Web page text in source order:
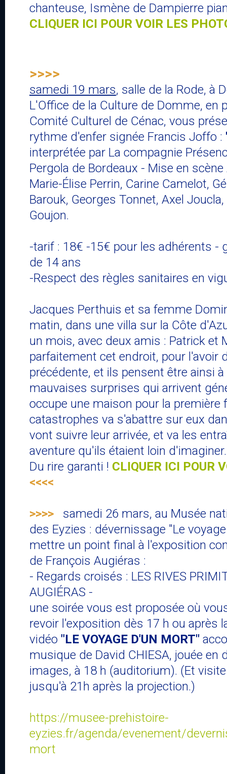
chanteuse, Ismène de Dampierre
CLIQUER ICI POUR VOIR LES
>>>>
samedi 19 mars, salle de la Rode, à
L'Office de la Culture de Domme, en
Comité Culturel de Cénac, vous
rythme d'enfer signée Francis Joffo :
interprétée par La compagnie
Pergola de Bordeaux - Mise en
Marie-Élise Perrin, Carine Camelot,
Barouk, Georges Tonnet, Axel
Goujon.
-tarif : 18€ -15€ pour les adhérents -
de 14 ans
-Respect des règles sanitaires en
Jacques Perthuis et sa femme
matin, dans une villa sur la Côte
un mois, avec deux amis : Patrick et
parfaitement cet endroit, pour l'avoir
précédente, et ils pensent être ainsi
mauvaises surprises qui arrivent
occupe une maison pour la première
catastrophes va s'abattre sur eux
vont suivre leur arrivée, et va les
aventure qu'ils étaient loin d'imaginer.
Du rire garanti ! CLIQUER ICI POUR
<<<<
>>>>
samedi 26 mars, au Musée
des Eyzies : dévernissage "Le
mettre un point final à l'exposition
de François Augiéras :
- Regards croisés : LES RIVES
AUGIÉRAS -
une soirée vous est proposée où
revoir l'exposition dès 17 h ou après
vidéo "LE VOYAGE D'UN MORT"
musique de David CHIESA, jouée en
images, à 18 h (auditorium). (Et
jusqu'à 21h après la projection.)
https://musee-prehistoire-
eyzies.fr/agenda/evenement/
mort